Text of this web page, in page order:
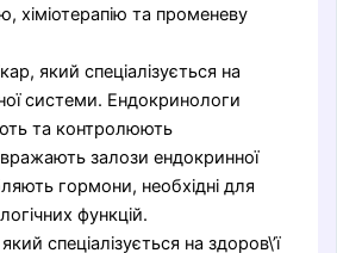
хіміотерапію та променеву
який спеціалізується на
системи. Ендокринологи
та контролюють
залози ендокринної
гормони, необхідні для
функцій.
спеціалізується на здоров\’ї